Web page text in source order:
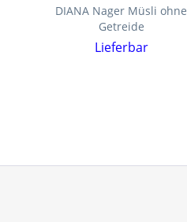
DIANA Nager Müsli ohne
Getreide
Lieferbar